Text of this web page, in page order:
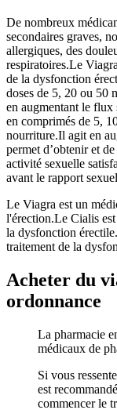
De nombreux
secondaires graves,
allergiques, des
respiratoires.Le
de la dysfonction
doses de 5, 20 ou 50
en augmentant le
en comprimés de 5,
nourriture.Il agit en
permet d’obtenir et
activité sexuelle
avant le rapport
Le Viagra est un
l'érection.Le Cialis
la dysfonction
traitement de la
Acheter du
ordonnance
La pharmacie
médicaux de
Si vous
est
commencer le